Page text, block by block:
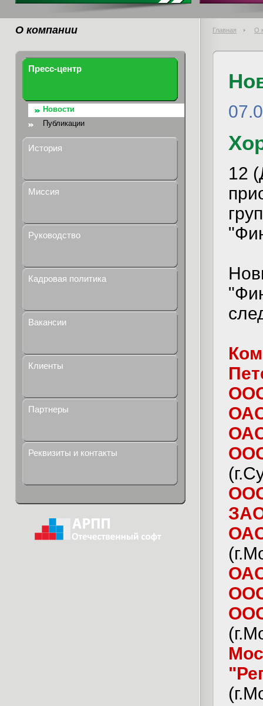
О компании Главная О
Пресс-центр
Новости
Публикации
История
Миссия
Руководство
Кадровая политика
Вакансии
Клиенты
Партнеры
Реквизиты и контакты
12